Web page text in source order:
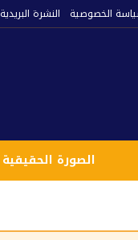
الخصوصية النشرة البريدية
الصورة الحقيقية